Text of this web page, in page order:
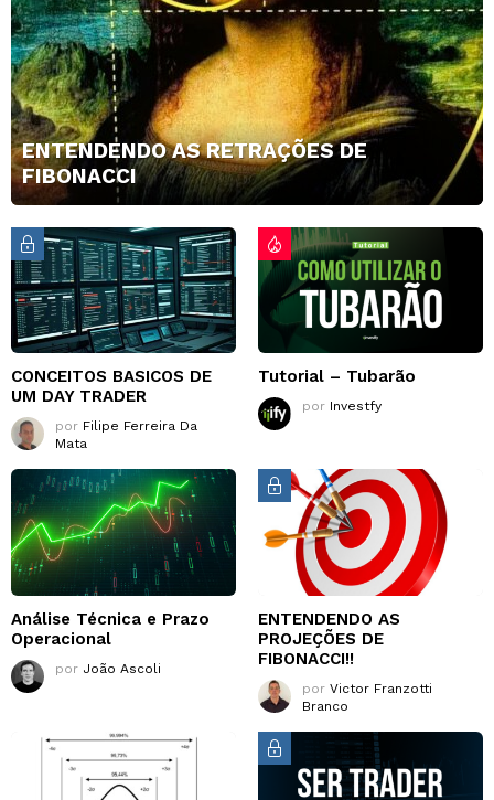
ENTENDENDO AS RETRAÇÕES DE
FIBONACCI
CONCEITOS BASICOS DE
UM DAY TRADER
por Filipe Ferreira Da
Mata
Tutorial – Tubarão
por Investfy
Análise Técnica e Prazo
Operacional
por João Ascoli
ENTENDENDO AS
PROJEÇÕES DE
FIBONACCI!!
por Victor Franzotti
Branco